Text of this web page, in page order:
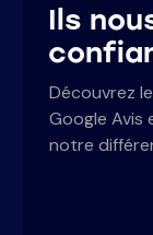
Ils
Découvrez
Google Avis
notre